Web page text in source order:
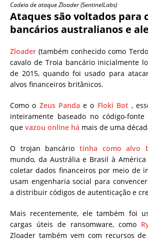
Cadeia de ataque Zloader (SentinelLabs)
Ataques são voltados para
bancários australianos e
Zloader (também conhecido como
cavalo de Troia bancário inicialmente
de 2015, quando foi usado para
alvos financeiros britânicos.
Como o Zeus Panda e o Floki Bot ,
inteiramente baseado no código-
que vazou online há mais de uma
O trojan bancário tinha como alvo
mundo, da Austrália e Brasil à
coletar dados financeiros por meio de
usam engenharia social para
a distribuir códigos de autenticação e
Mais recentemente, ele também foi
cargas úteis de ransomware, como
Zloader também vem com recursos